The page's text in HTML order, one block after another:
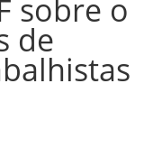
sobre o
de